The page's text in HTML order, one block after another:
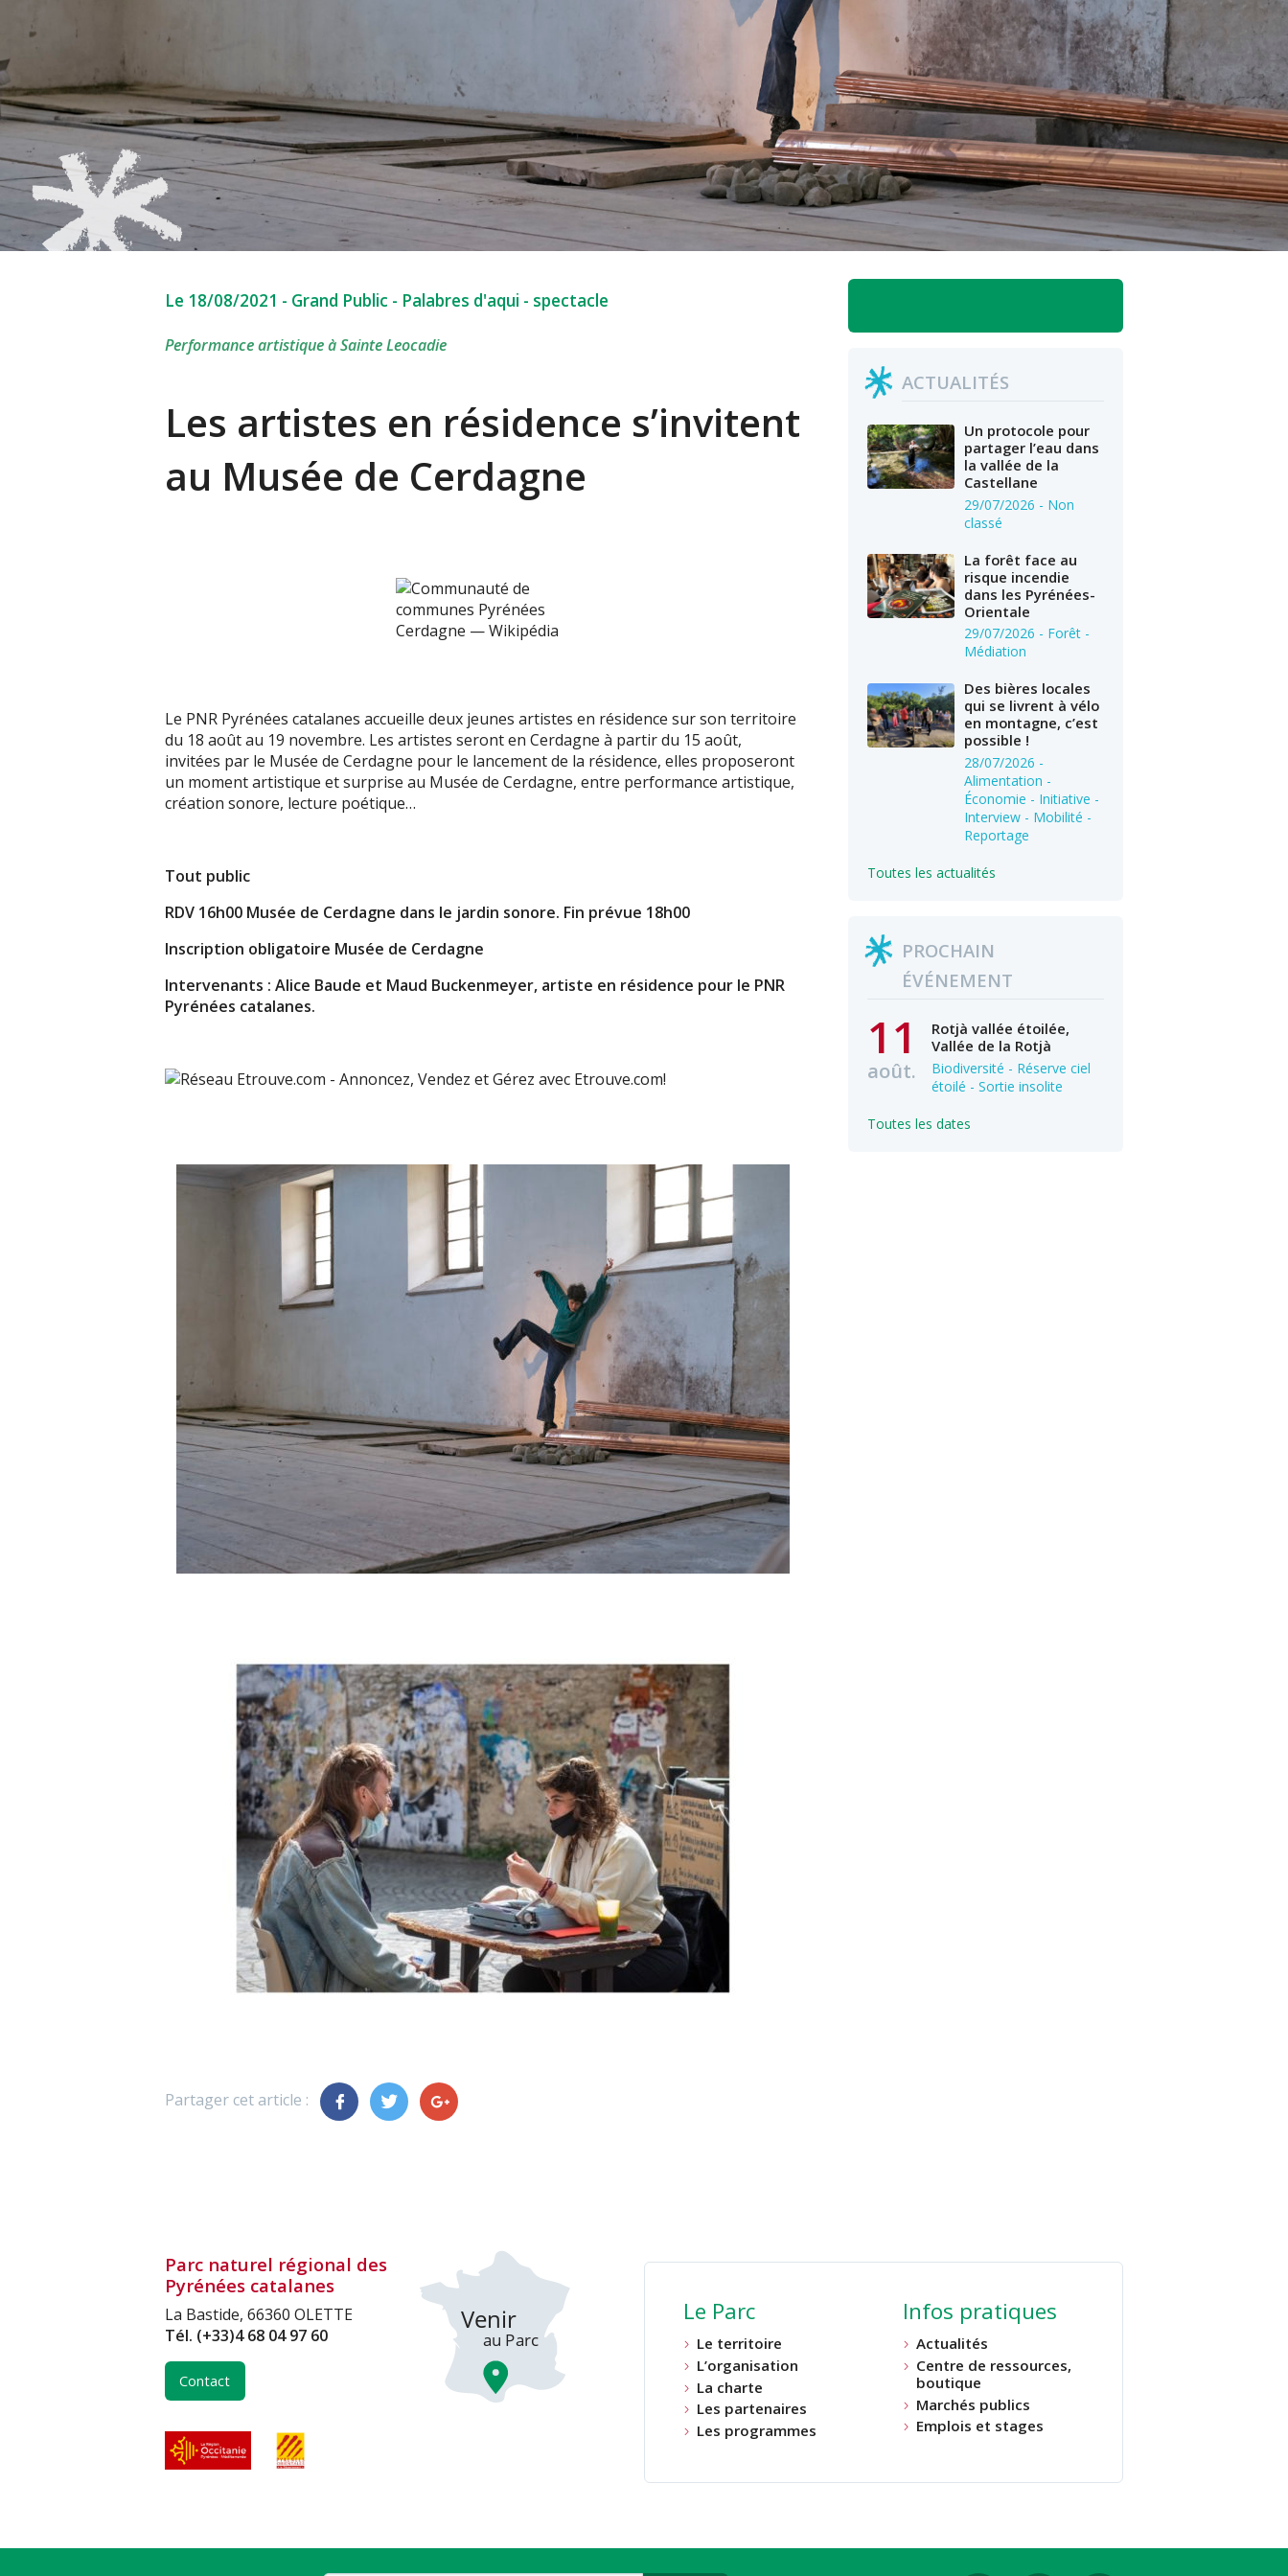
Le 18/08/2021 - Grand Public - Palabres d'aqui - spectacle
Performance artistique à Sainte Leocadie
Les artistes en résidence s’invitent
au Musée de Cerdagne
Le PNR Pyrénées catalanes accueille deux jeunes artistes en résidence sur son territoire
du 18 août au 19 novembre. Les artistes seront en Cerdagne à partir du 15 août,
invitées par le Musée de Cerdagne pour le lancement de la résidence, elles proposeront
un moment artistique et surprise au Musée de Cerdagne, entre performance artistique,
création sonore, lecture poétique…
Tout public
RDV 16h00 Musée de Cerdagne dans le jardin sonore. Fin prévue 18h00
Inscription obligatoire Musée de Cerdagne
Intervenants : Alice Baude et Maud Buckenmeyer, artiste en résidence pour le PNR
Pyrénées catalanes.
Partager cet article :
BLOCS
ACTUALITÉS
Un protocole pour
partager l’eau dans
la vallée de la
Castellane
29/07/2026 - Non
classé
La forêt face au
risque incendie
dans les Pyrénées-
Orientale
29/07/2026 - Forêt -
Médiation
Des bières locales
qui se livrent à vélo
en montagne, c’est
possible !
28/07/2026 -
Alimentation -
Économie - Initiative -
Interview - Mobilité -
Reportage
Toutes les actualités
PROCHAIN
ÉVÉNEMENT
11
août.
Rotjà vallée étoilée,
Vallée de la Rotjà
Biodiversité - Réserve ciel
étoilé - Sortie insolite
Toutes les dates
Parc naturel régional des
Pyrénées catalanes
La Bastide, 66360 OLETTE
Tél. (+33)4 68 04 97 60
Contact
Le Parc
Le territoire
L’organisation
La charte
Les partenaires
Les programmes
Infos pratiques
Actualités
Centre de ressources,
boutique
Marchés publics
Emplois et stages